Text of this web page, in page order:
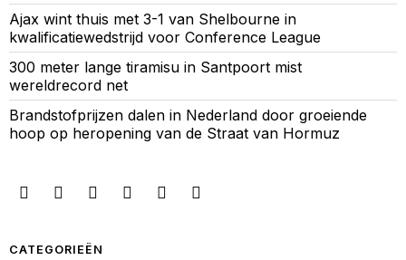
Ajax wint thuis met 3-1 van Shelbourne in
kwalificatiewedstrijd voor Conference League
300 meter lange tiramisu in Santpoort mist
wereldrecord net
Brandstofprijzen dalen in Nederland door groeiende
hoop op heropening van de Straat van Hormuz
CATEGORIEËN